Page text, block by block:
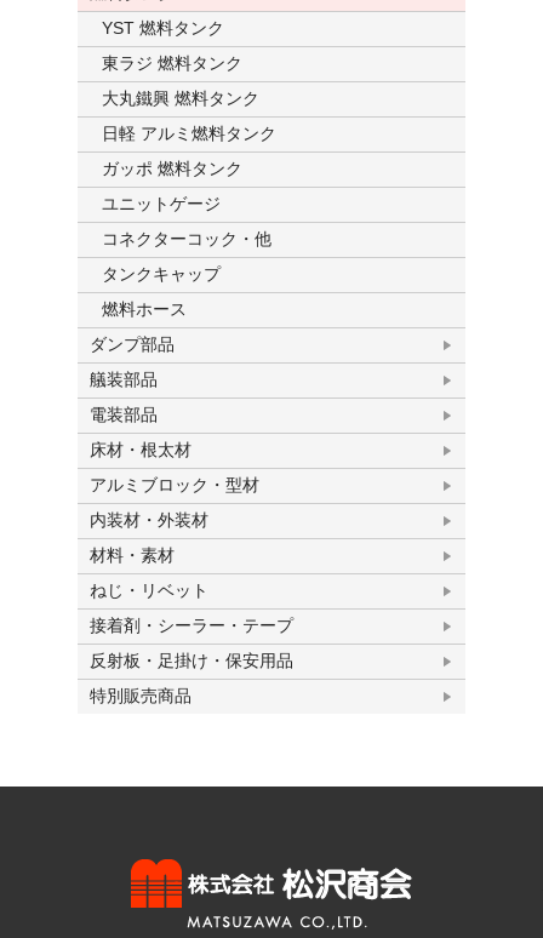
YST 燃料タンク
東ラジ 燃料タンク
大丸鐵興 燃料タンク
日軽 アルミ燃料タンク
ガッポ 燃料タンク
ユニットゲージ
コネクターコック・他
タンクキャップ
燃料ホース
ダンプ部品
艤装部品
電装部品
床材・根太材
アルミブロック・型材
内装材・外装材
材料・素材
ねじ・リベット
接着剤・シーラー・テープ
反射板・足掛け・保安用品
特別販売商品